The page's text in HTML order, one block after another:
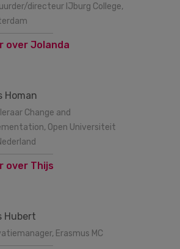
directeur IJburg College,
over Jolanda
Homan
Change and
Open Universiteit
over Thijs
Hubert
Erasmus MC